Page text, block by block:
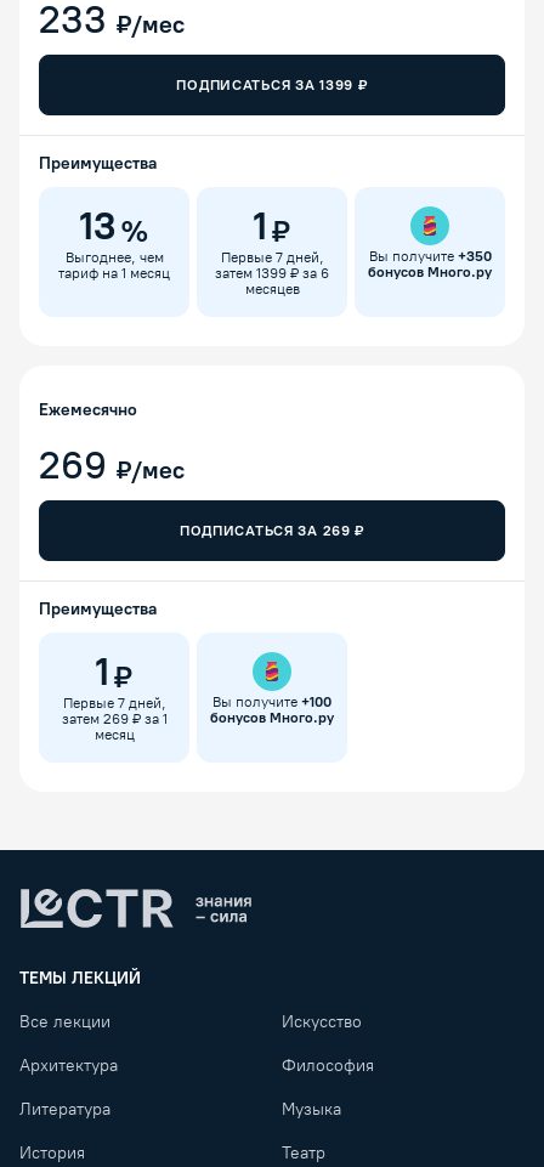
233 ₽/мес
ПОДПИСАТЬСЯ ЗА1399 ₽
Преимущества
13 %
Выгоднее, чем
тариф на 1 месяц
1 ₽
Первые 7 дней,
затем 1399 ₽ за 6
месяцев
Вы получите +350
бонусов Много.ру
Ежемесячно
269 ₽/мес
ПОДПИСАТЬСЯ ЗА 269 ₽
Преимущества
1 ₽
Первые 7 дней,
затем 269 ₽ за 1
месяц
Вы получите +100
бонусов Много.ру
ТЕМЫ ЛЕКЦИЙ
Все лекции Искусство
Архитектура Философия
Литература Музыка
История Театр